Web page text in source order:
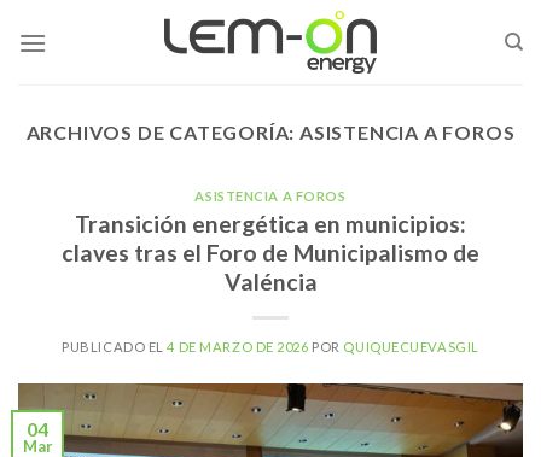
ARCHIVOS DE CATEGORÍA: ASISTENCIA A FOROS
ASISTENCIA A FOROS
Transición energética en municipios:
claves tras el Foro de Municipalismo de
Valéncia
PUBLICADO EL4 DE MARZO DE 2026 POR QUIQUECUEVASGIL
04
Mar